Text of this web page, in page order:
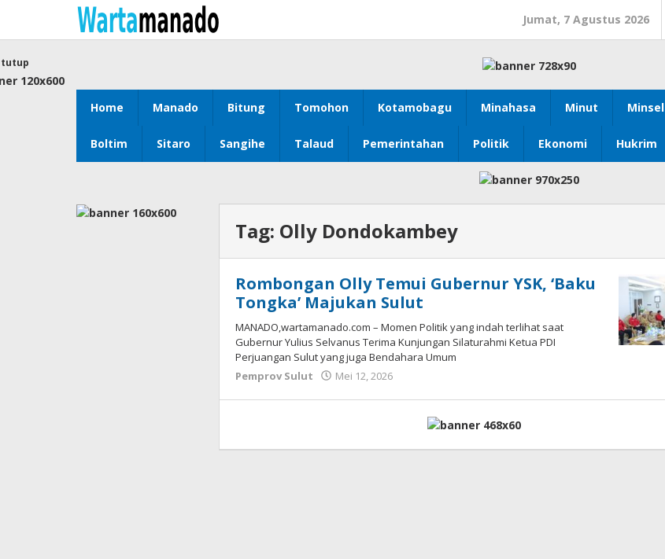
konten
Jumat, 7 Agustus 2026
Home Manado Bitung Tomohon Kotamobagu Minahasa Minut Minsel
Boltim Sitaro Sangihe Talaud Pemerintahan Politik Ekonomi Hukrim
tutup
Tag: Olly Dondokambey
Rombongan Olly Temui Gubernur YSK, ‘Baku
Tongka’ Majukan Sulut
MANADO,wartamanado.com – Momen Politik yang indah terlihat saat
Gubernur Yulius Selvanus Terima Kunjungan Silaturahmi Ketua PDI
Perjuangan Sulut yang juga Bendahara Umum
Pemprov Sulut
Mei 12, 2026